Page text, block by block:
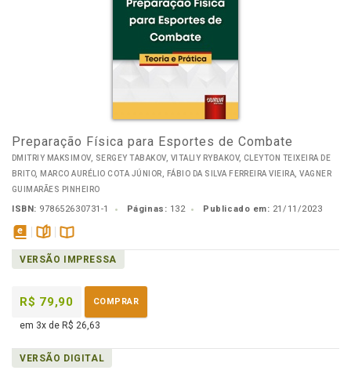
Preparação Física para Esportes de Combate
DMITRIY MAKSIMOV, SERGEY TABAKOV, VITALIY RYBAKOV, CLEYTON TEIXEIRA DE
BRITO, MARCO AURÉLIO COTA JÚNIOR, FÁBIO DA SILVA FERREIRA VIEIRA, VAGNER
GUIMARÃES PINHEIRO
ISBN: 978652630731-1 Páginas: 132 Publicado em: 21/11/2023
disponível
em
páginasDisponível
na
VERSÃO IMPRESSA
R$ 79,90 COMPRAR
em 3x de R$ 26,63
VERSÃO DIGITAL